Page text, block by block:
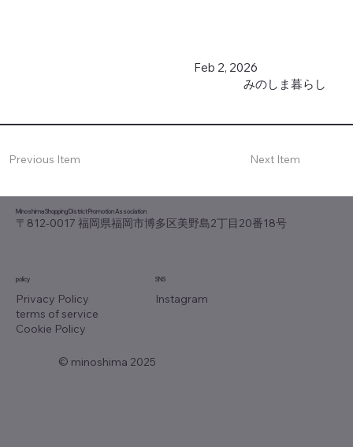
Feb 2, 2026
みのしま暮らし
Previous Item Next Item
Minoshima Shopping District Promotion Association
〒812-0017 福岡県福岡市博多区美野島2丁目20番18号
Privacy Policy
terms of service
Cookie Policy
policy
Instagram
SNS
© minoshima 2025